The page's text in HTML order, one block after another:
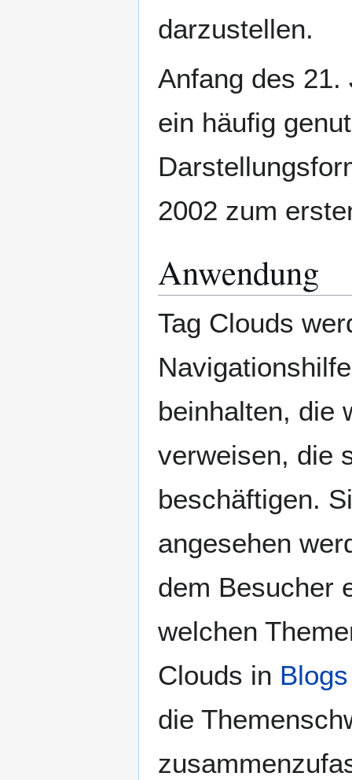
darzustellen.
Anfang des 21.
ein häufig
2002 zum
Anwendung
Tag Clouds
beinhalten, die
verweisen, die
beschäftigen.
angesehen
dem Besucher
welchen
Clouds in Blogs
die